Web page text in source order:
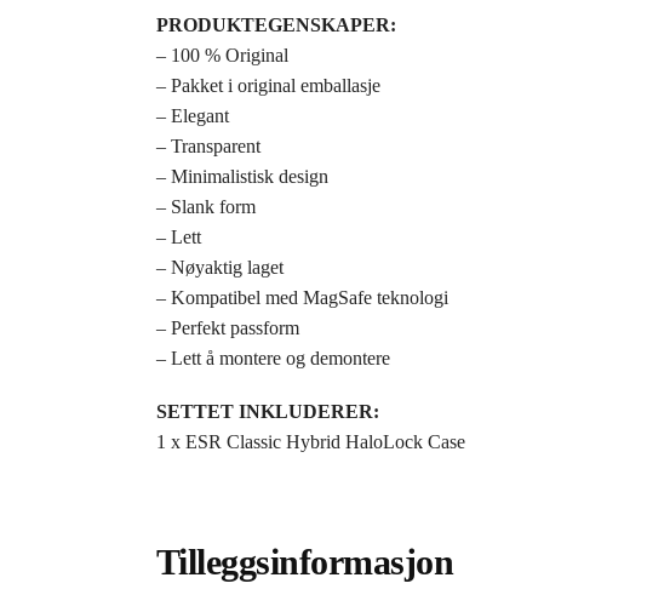
PRODUKTEGENSKAPER:
– 100 % Original
– Pakket i original emballasje
– Elegant
– Transparent
– Minimalistisk design
– Slank form
– Lett
– Nøyaktig laget
– Kompatibel med MagSafe teknologi
– Perfekt passform
– Lett å montere og demontere
SETTET INKLUDERER:
1 x ESR Classic Hybrid HaloLock Case
Tilleggsinformasjon